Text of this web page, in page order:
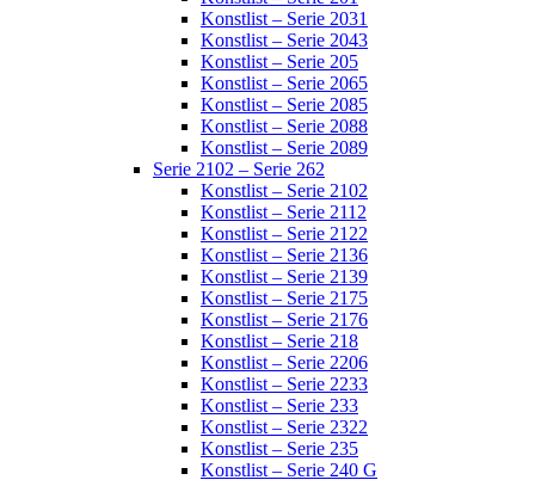
Konstlist – Serie 2031
Konstlist – Serie 2043
Konstlist – Serie 205
Konstlist – Serie 2065
Konstlist – Serie 2085
Konstlist – Serie 2088
Konstlist – Serie 2089
Serie 2102 – Serie 262
Konstlist – Serie 2102
Konstlist – Serie 2112
Konstlist – Serie 2122
Konstlist – Serie 2136
Konstlist – Serie 2139
Konstlist – Serie 2175
Konstlist – Serie 2176
Konstlist – Serie 218
Konstlist – Serie 2206
Konstlist – Serie 2233
Konstlist – Serie 233
Konstlist – Serie 2322
Konstlist – Serie 235
Konstlist – Serie 240 G